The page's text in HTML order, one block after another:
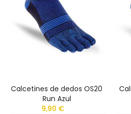
Calcetines de dedos OS20
Run Azul
9,90 €